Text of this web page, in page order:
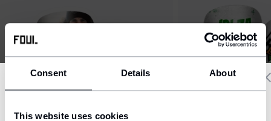
Consent Details About
This website uses cookies